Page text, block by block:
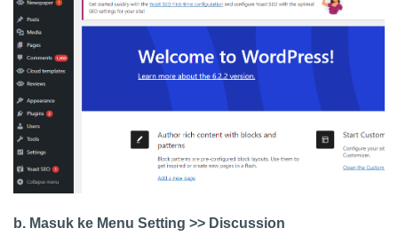
b. Masuk ke Menu Setting >> Discussion